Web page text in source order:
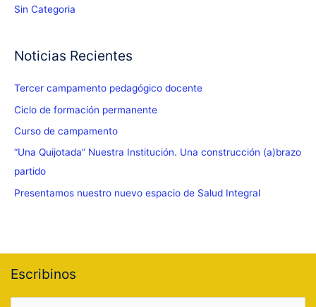
Sin Categoria
Noticias Recientes
Tercer campamento pedagógico docente
Ciclo de formación permanente
Curso de campamento
“Una Quijotada” Nuestra Institución. Una construcción (a)brazo
partido
Presentamos nuestro nuevo espacio de Salud Integral
Escribinos